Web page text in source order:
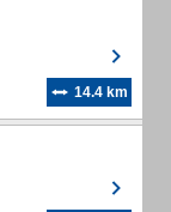
14.4 km